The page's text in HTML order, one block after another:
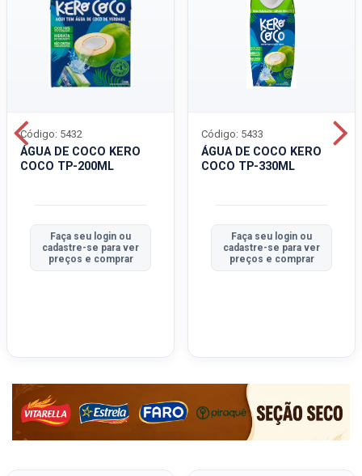
ÁGUA DE COCO KERO
COCO TP-200ML
Código: 5432
Faça seu login ou
cadastre-se para ver
preços e comprar
ÁGUA DE COCO KERO
COCO TP-330ML
Código: 5433
Faça seu login ou
cadastre-se para ver
preços e comprar